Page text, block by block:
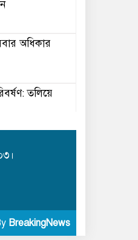
অধিকার
তলিয়ে
BreakingNews